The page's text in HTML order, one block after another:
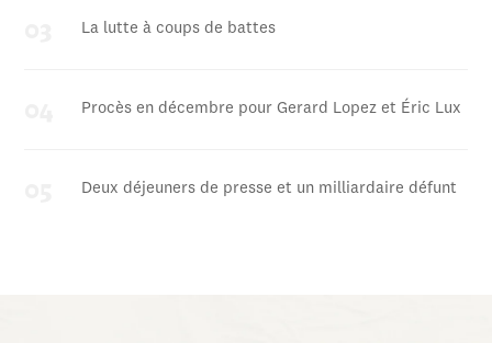
La lutte à coups de battes
Procès en décembre pour Gerard Lopez et Éric Lux
Deux déjeuners de presse et un milliardaire défunt